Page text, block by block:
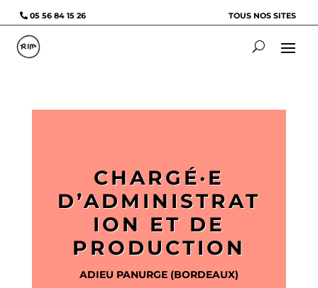
05 56 84 15 26 TOUS NOS SITES
CHARGÉ·E
D’ADMINISTRAT
ION ET DE
PRODUCTION
ADIEU PANURGE (BORDEAUX)